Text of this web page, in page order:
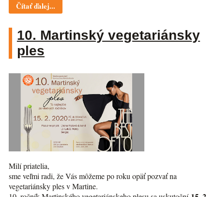
Čítať ďalej...
10. Martinský vegetariánsky
ples
Milí priatelia,
sme veľmi radi, že Vás môžeme po roku opäť pozvať na
vegetariánsky ples v Martine.